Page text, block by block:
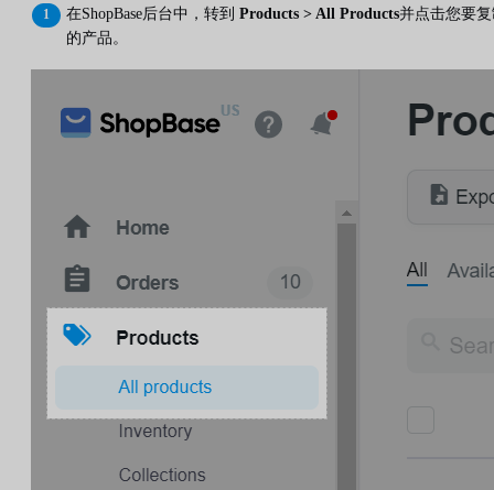
在ShopBase后台中，转到 Products > All Products并点击您要
的产品。